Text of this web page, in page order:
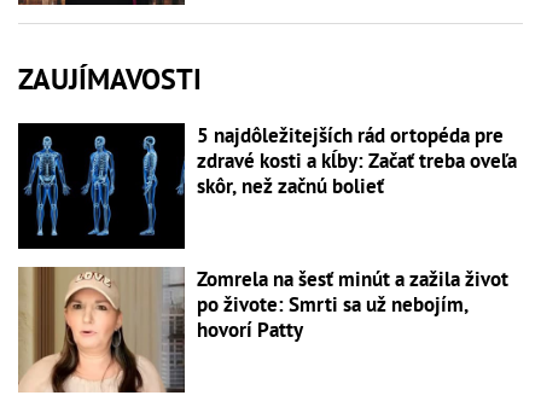
ZAUJÍMAVOSTI
5 najdôležitejších rád ortopéda pre
zdravé kosti a kĺby: Začať treba oveľa
skôr, než začnú bolieť
Zomrela na šesť minút a zažila život
po živote: Smrti sa už nebojím,
hovorí Patty